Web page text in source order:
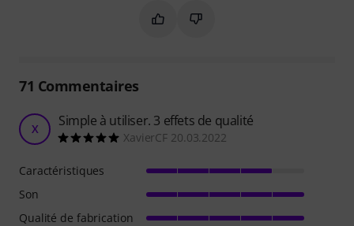
Marquer ce résumé comme utile
Marquer ce résumé comme
71 Commentaires
X Simple à utiliser. 3 effets de qualité
XavierCF 20.03.2022
Caractéristiques
Son
Qualité de fabrication